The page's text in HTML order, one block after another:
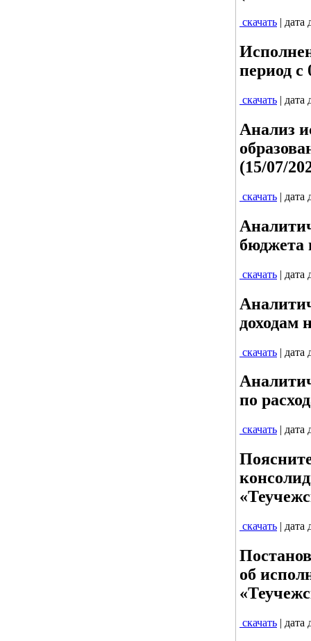
скачать | дата
период с
скачать | дата
Анализ
(15/07/
скачать | дата
бюджета
скачать | дата
доходам
скачать | дата
по
скачать | дата
скачать | дата
об
скачать | дата